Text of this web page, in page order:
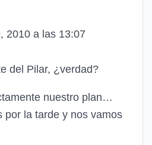
2010 a las 13:07
del Pilar, ¿verdad?
nuestro plan…
por la tarde y nos vamos